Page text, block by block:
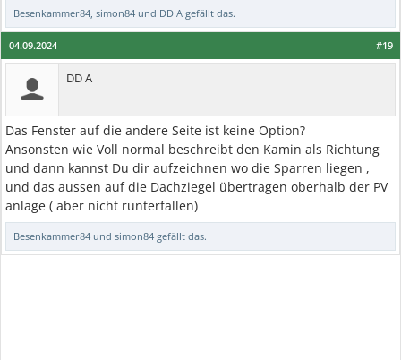
Besenkammer84 simon84 und DD A gefällt das.
#19
04.09.2024
DD A
Das Fenster auf die andere Seite ist keine Option?
Ansonsten wie Voll normal beschreibt den Kamin als Richtung
und dann kannst Du dir aufzeichnen wo die Sparren liegen ,
und das aussen auf die Dachziegel übertragen oberhalb der PV
anlage ( aber nicht runterfallen)
Besenkammer84 und simon84 gefällt das.